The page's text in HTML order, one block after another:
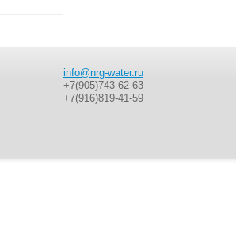
info@nrg-water.ru
+7(905)743-62-63
+7(916)819-41-59